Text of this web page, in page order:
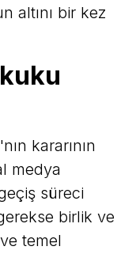
altını bir kez
kararının
medya
süreci
birlik ve
temel